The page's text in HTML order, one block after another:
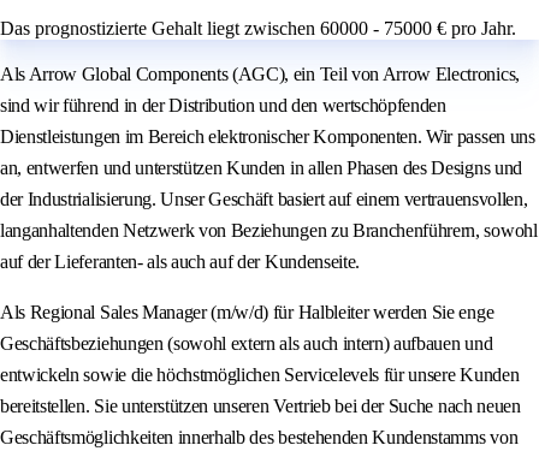
Das prognostizierte Gehalt liegt zwischen 60000 - 75000 € pro Jahr.
Als Arrow Global Components (AGC), ein Teil von Arrow Electronics,
sind wir führend in der Distribution und den wertschöpfenden
Dienstleistungen im Bereich elektronischer Komponenten. Wir passen uns
an, entwerfen und unterstützen Kunden in allen Phasen des Designs und
der Industrialisierung. Unser Geschäft basiert auf einem vertrauensvollen,
langanhaltenden Netzwerk von Beziehungen zu Branchenführern, sowohl
auf der Lieferanten- als auch auf der Kundenseite.
Als Regional Sales Manager (m/w/d) für Halbleiter werden Sie enge
Geschäftsbeziehungen (sowohl extern als auch intern) aufbauen und
entwickeln sowie die höchstmöglichen Servicelevels für unsere Kunden
bereitstellen. Sie unterstützen unseren Vertrieb bei der Suche nach neuen
Geschäftsmöglichkeiten innerhalb des bestehenden Kundenstamms von